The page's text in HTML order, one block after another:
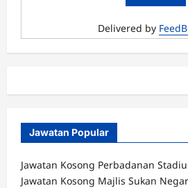
Delivered by
Jawatan Popular
Jawatan Kosong Perbadanan
Jawatan Kosong Majlis Sukan